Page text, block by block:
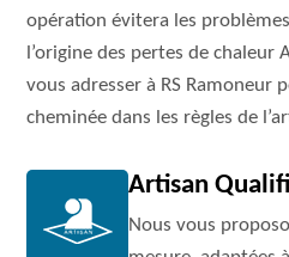
opération évitera les
l’origine des pertes de
vous adresser à RS Ramoneur
cheminée dans les règles de
Artisan
Nous vous